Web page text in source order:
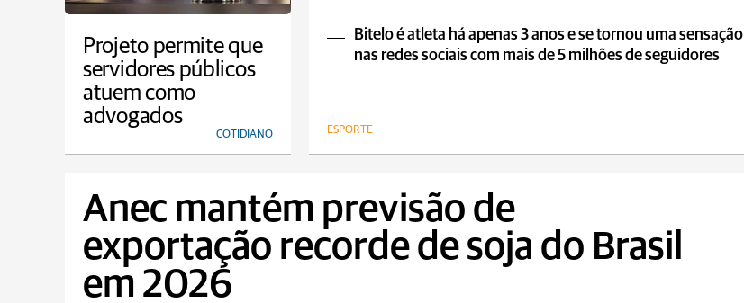
Bitelo é atleta há apenas 3 anos e se tornou uma sensação
nas redes sociais com mais de 5 milhões de seguidores
ESPORTE
Projeto permite que
servidores públicos
atuem como
advogados
COTIDIANO
Anec mantém previsão de
exportação recorde de soja do Brasil
em 2026